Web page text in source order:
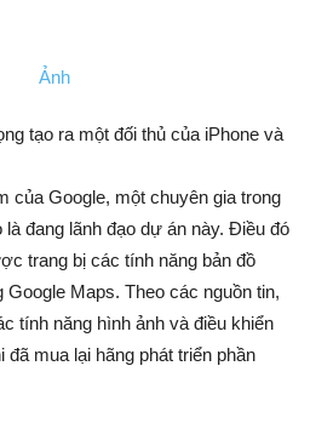
tạo ra một đối thủ của iPhone và
của Google, một chuyên gia trong
đang lãnh đạo dự án này. Điều đó
trang bị các tính năng bản đồ
Maps. Theo các nguồn tin,
tính năng hình ảnh và điều khiển
đã mua lại hãng phát triển phần